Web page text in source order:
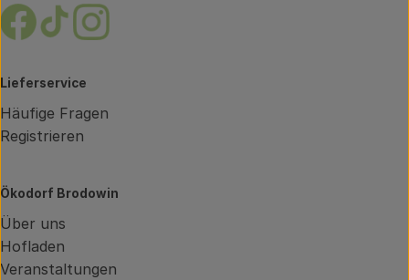
Externer Link zu https://www.facebook.com/
Externer Link zu https://www.tiktok.com/
Externer Link zu https://
Lieferservice
Häufige Fragen
Registrieren
Ökodorf Brodowin
Über uns
Hofladen
Veranstaltungen